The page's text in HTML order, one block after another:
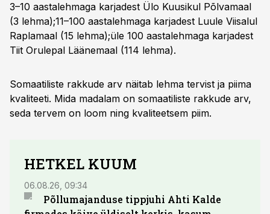
3–10 aastalehmaga karjadest Ülo Kuusikul Põlvamaal
(3 lehma);11–100 aastalehmaga karjadest Luule Viisalul
Raplamaal (15 lehma);üle 100 aastalehmaga karjadest
Tiit Orulepal Läänemaal (114 lehma).
Somaatiliste rakkude arv näitab lehma tervist ja piima
kvaliteeti. Mida madalam on somaatiliste rakkude arv,
seda tervem on loom ning kvaliteetsem piim.
HETKEL KUUM
06.08.26, 09:34
Põllumajanduse tippjuhi Ahti Kalde